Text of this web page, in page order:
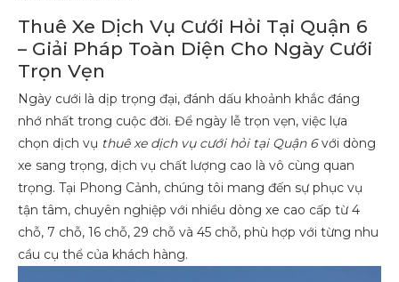
Thuê Xe Dịch Vụ Cưới Hỏi Tại Quận 6
– Giải Pháp Toàn Diện Cho Ngày Cưới
Trọn Vẹn
Ngày cưới là dịp trọng đại, đánh dấu khoảnh khắc đáng
nhớ nhất trong cuộc đời. Để ngày lễ trọn vẹn, việc lựa
chọn dịch vụ thuê xe dịch vụ cưới hỏi tại Quận 6với dòng
xe sang trọng, dịch vụ chất lượng cao là vô cùng quan
trọng. Tại Phong Cảnh, chúng tôi mang đến sự phục vụ
tận tâm, chuyên nghiệp với nhiều dòng xe cao cấp từ 4
chỗ, 7 chỗ, 16 chỗ, 29 chỗ và 45 chỗ, phù hợp với từng nhu
cầu cụ thể của khách hàng.